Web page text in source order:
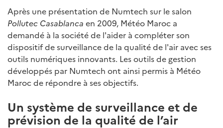
Après une présentation de Numtech sur le salon
Pollutec Casablanca en 2009, Météo Maroc a
demandé à la société de l'aider à compléter son
dispositif de surveillance de la qualité de l'air avec ses
outils numériques innovants. Les outils de gestion
développés par Numtech ont ainsi permis à Météo
Maroc de répondre à ses objectifs.
Un système de surveillance et de
prévision de la qualité de l’air